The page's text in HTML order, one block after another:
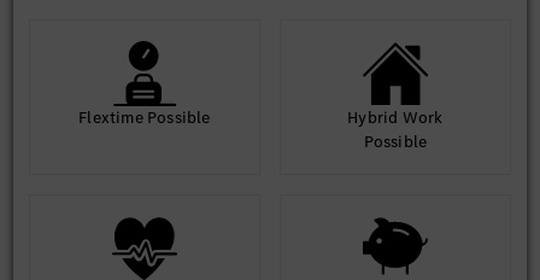
Flextime Possible
Hybrid Work
Possible